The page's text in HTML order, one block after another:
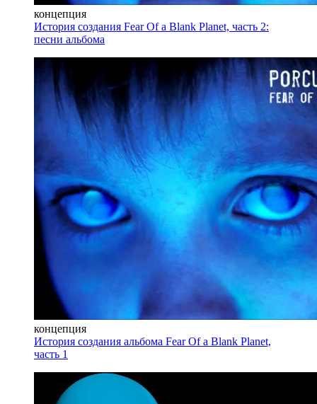
концепция
История создания Fear Of a Blank Planet, часть 2:
песни альбома
концепция
История создания альбома Fear Of a Blank Planet,
часть 1